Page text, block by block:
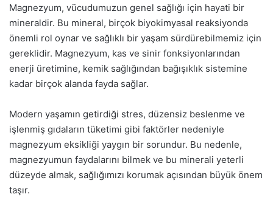
Magnezyum, vücudumuzun genel sağlığı için hayati bir
mineraldir. Bu mineral, birçok biyokimyasal reaksiyonda
önemli rol oynar ve sağlıklı bir yaşam sürdürebilmemiz için
gereklidir. Magnezyum, kas ve sinir fonksiyonlarından
enerji üretimine, kemik sağlığından bağışıklık sistemine
kadar birçok alanda fayda sağlar.
Modern yaşamın getirdiği stres, düzensiz beslenme ve
işlenmiş gıdaların tüketimi gibi faktörler nedeniyle
magnezyum eksikliği yaygın bir sorundur. Bu nedenle,
magnezyumun faydalarını bilmek ve bu minerali yeterli
düzeyde almak, sağlığımızı korumak açısından büyük önem
taşır.